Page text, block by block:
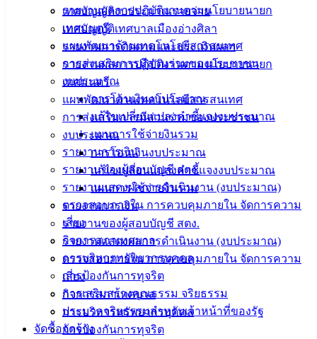
รายงานผลการปฏิบัติงานตามนโยบายนายก
เทศมนตรี
แผนพัฒนาด้านเทคโนโลยีสารสนเทศ
การส่งเสริมการมีส่วนร่วมของประชาชน
งบประมาณ
การโอนเงินงบประมาณ
แก้ไขเปลี่ยนแปลงคำชี้แจงงบประมาณ
แผนการใช้จ่ายงินรวม
รายงานการเงิน
รายงานของผู้สอบบัญชี สตง.
รายงานแสดงผลการดำเนินงาน (งบประมาณ)
ตรวจสอบภายใน การควบคุมภายใน จัดการความ
เสี่ยง
กิจการสภาเทศบาล
การบริหารทรัพยากรบุคคล
การป้องกันการทุจริต
การเสริมสร้างคุณธรรม จริยธรรม
ประมวลจริยธรรมสำหรับเจ้าหน้าที่ของรัฐ
จัดซื้อจัดจ้าง
เทศบัญญัติงบประมาณรายจ่าย
เทศบัญญัติเทศบาลเมืองอ่างศิลา
รายงานการติดตามและประเมินผลฯ
รายงานผลการปฏิบัติงานตามนโยบายนายก
เทศมนตรี
แผนพัฒนาด้านเทคโนโลยีสารสนเทศ
การส่งเสริมการมีส่วนร่วมของประชาชน
งบประมาณ
การโอนเงินงบประมาณ
แก้ไขเปลี่ยนแปลงคำชี้แจงงบประมาณ
แผนการใช้จ่ายงินรวม
รายงานการเงิน
รายงานของผู้สอบบัญชี สตง.
รายงานแสดงผลการดำเนินงาน (งบประมาณ)
ตรวจสอบภายใน การควบคุมภายใน จัดการความ
เสี่ยง
กิจการสภาเทศบาล
การบริหารทรัพยากรบุคคล
การป้องกันการทุจริต
แบบ
ฟอร์ม,
เอกสาร
คู่มือ
สำหรับ
ประชาชน/
คู่มือการ
ปฏิบัติ
งาน
ข่าวสาร
น่ารู้
ศุนย์
ข้อมูล
ข่าวสาร
อิเล็กทรอนิกส์
องค์
ความรู้
(Knowledge
Management)